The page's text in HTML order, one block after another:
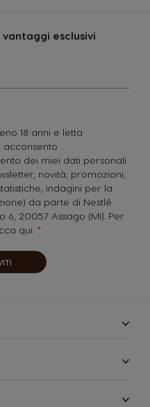
esclusivi
18 anni e letta
acconsento
dei miei dati personali
novità, promozioni,
indagini per la
da parte di Nestlé
6, 20057 Assago (MI). Per
qui.